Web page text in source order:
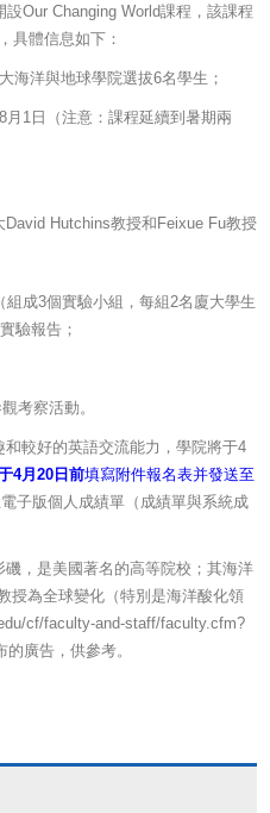
Our Changing World課程，該課程
具體信息如下：
海洋與地球學院選拔6名學生；
月1日（注意：課程延續到暑期兩
David Hutchins教授和Feixue Fu教授
成3個實驗小組，每組2名廈大學生
驗報告；
考察活動。
和較好的英語交流能力，學院將于4
4月20日前填寫附件報名表并發送至
電子版個人成績單（成績單與系統成
磯，是美國著名的高等院校；其海洋
授為全球變化（特別是海洋酸化領
cf/faculty-and-staff/faculty.cfm?
廣告，供參考。